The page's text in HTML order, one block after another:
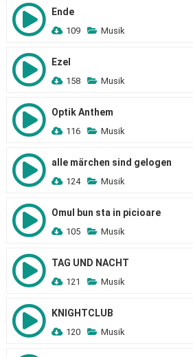
Ende
109 Musik
Ezel
158 Musik
Optik Anthem
116 Musik
alle märchen sind gelogen
124 Musik
Omul bun sta in picioare
105 Musik
TAG UND NACHT
121 Musik
KNIGHTCLUB
120 Musik